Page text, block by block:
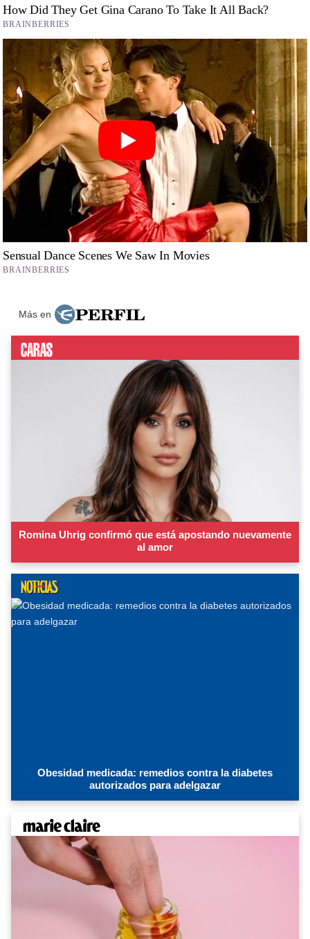
Más en
Romina Uhrig confirmó que está apostando nuevamente
al amor
Obesidad medicada: remedios contra la diabetes
autorizados para adelgazar